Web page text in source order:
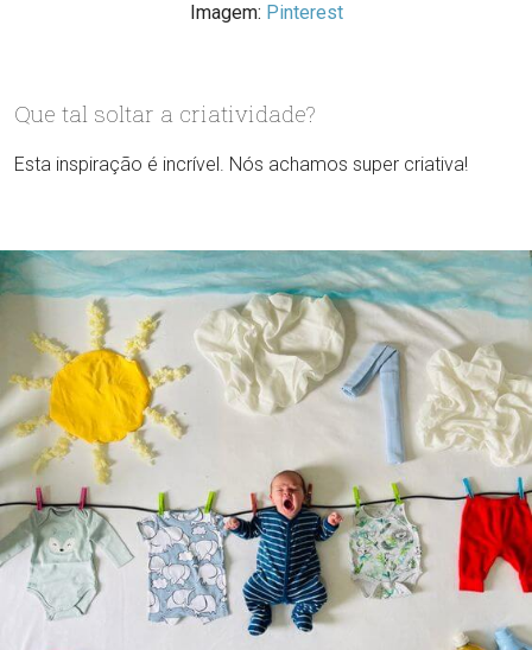
Imagem: Pinterest
Que tal soltar a criatividade?
Esta inspiração é incrível. Nós achamos super criativa!